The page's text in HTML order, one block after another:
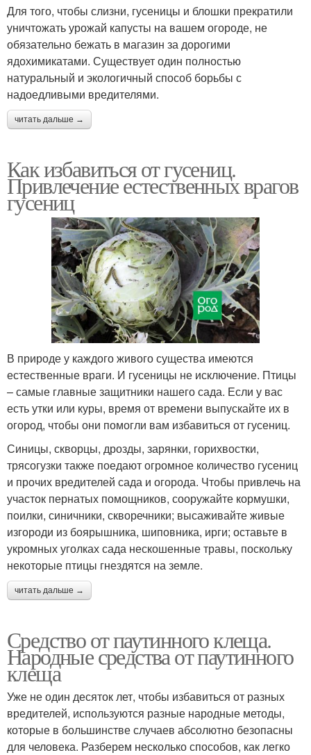
Для того, чтобы слизни, гусеницы и блошки прекратили
уничтожать урожай капусты на вашем огороде, не
обязательно бежать в магазин за дорогими
ядохимикатами. Существует один полностью
натуральный и экологичный способ борьбы с
надоедливыми вредителями.
читать дальше →
Как избавиться от гусениц.
Привлечение естественных врагов
гусениц
В природе у каждого живого существа имеются
естественные враги. И гусеницы не исключение. Птицы
– самые главные защитники нашего сада. Если у вас
есть утки или куры, время от времени выпускайте их в
огород, чтобы они помогли вам избавиться от гусениц.
Синицы, скворцы, дрозды, зарянки, горихвостки,
трясогузки также поедают огромное количество гусениц
и прочих вредителей сада и огорода. Чтобы привлечь на
участок пернатых помощников, сооружайте кормушки,
поилки, синичники, скворечники; высаживайте живые
изгороди из боярышника, шиповника, ирги; оставьте в
укромных уголках сада нескошенные травы, поскольку
некоторые птицы гнездятся на земле.
читать дальше →
Средство от паутинного клеща.
Народные средства от паутинного
клеща
Уже не один десяток лет, чтобы избавиться от разных
вредителей, используются разные народные методы,
которые в большинстве случаев абсолютно безопасны
для человека. Разберем несколько способов, как легко